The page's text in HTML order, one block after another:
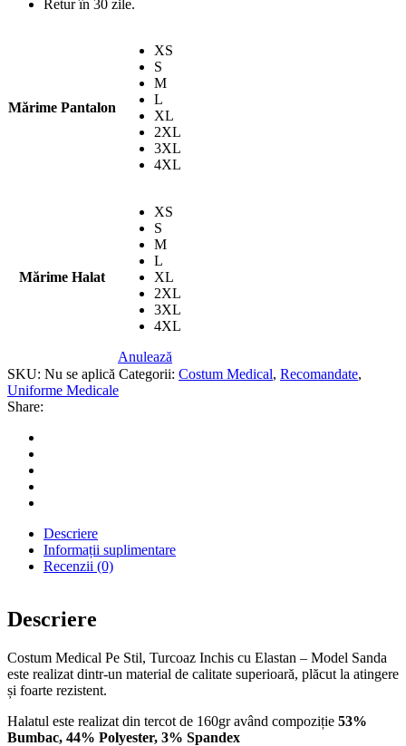
Retur în 30 zile.
Mărime Pantalon
XS
S
M
L
XL
2XL
3XL
4XL
Mărime Halat
XS
S
M
L
XL
2XL
3XL
4XL
Anulează
SKU: Nu se aplică Categorii: Costum Medical, Recomandate,
Uniforme Medicale
Share:
Descriere
Informații suplimentare
Recenzii (0)
Descriere
Costum Medical Pe Stil, Turcoaz Inchis cu Elastan – Model Sanda
este realizat dintr-un material de calitate superioară, plăcut la atingere
și foarte rezistent.
Halatul este realizat din tercot de 160gr având compoziție 53%
Bumbac, 44% Polyester, 3% Spandex